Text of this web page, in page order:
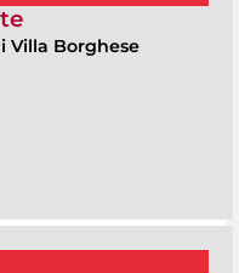
Villa Borghese